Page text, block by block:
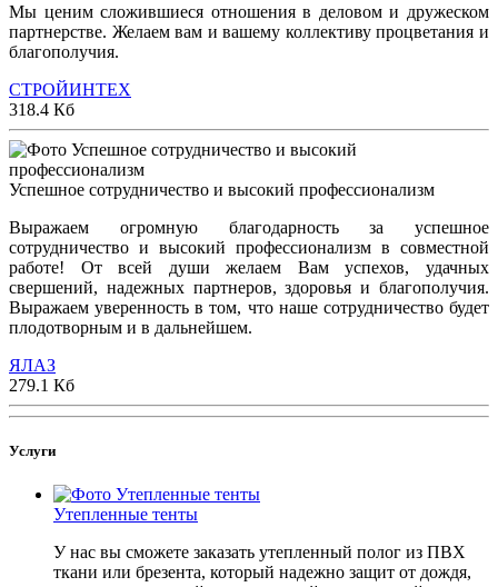
Мы ценим сложившиеся отношения в деловом и дружеском
партнерстве. Желаем вам и вашему коллективу процветания и
благополучия.
СТРОЙИНТЕХ
318.4 Кб
Успешное сотрудничество и высокий профессионализм
Выражаем огромную благодарность за успешное
сотрудничество и высокий профессионализм в совместной
работе! От всей души желаем Вам успехов, удачных
свершений, надежных партнеров, здоровья и благополучия.
Выражаем уверенность в том, что наше сотрудничество будет
плодотворным и в дальнейшем.
ЯЛАЗ
279.1 Кб
Услуги
Утепленные тенты
У нас вы сможете заказать утепленный полог из ПВХ
ткани или брезента, который надежно защит от дождя,